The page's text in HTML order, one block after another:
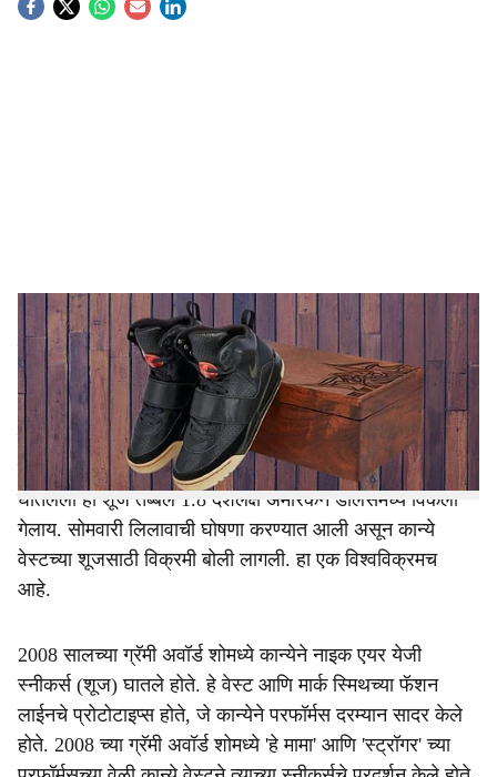
S
h
a
r
e
The shoes of American rapper Kanye West were sold for Rs 13 crore
हॉलिवूडमधील 'ड्रामा क्वीन' किम कार्दशियसोबतच्या संबंधामुळे चर्चेत
आलेला अमेरिकन रॅपर कान्ये वेस्ट याचे नाव पुन्हा एकदा चर्चेत आले
आहे. त्याच्या नावावर एक नवीन विश्वविक्रम नोंदवला गेला आहे.
ग्रॅमी अवॉर्ड्सच्या वेळी कान्ये याने घातलेल्या 'नायकी' या जगप्रसिद्ध
स्पोर्ट्स कंपनीचा शूजला विक्रमी किंमत मिळाली आहे. त्याने
घातलेला हा शूज तब्बल 1.8 दशलक्ष अमेरिकन डॉलर्समध्ये विकला
गेलाय. सोमवारी लिलावाची घोषणा करण्यात आली असून कान्ये
वेस्टच्या शूजसाठी विक्रमी बोली लागली. हा एक विश्वविक्रमच
आहे.
2008 सालच्या ग्रॅमी अवॉर्ड शोमध्ये कान्येने नाइक एयर येजी
स्नीकर्स (शूज) घातले होते. हे वेस्ट आणि मार्क स्मिथच्या फॅशन
लाईनचे प्रोटोटाइप्स होते, जे कान्येने परफॉर्मस दरम्यान सादर केले
होते. 2008 च्या ग्रॅमी अवॉर्ड शोमध्ये 'हे ​​मामा' आणि 'स्ट्रॉगर' च्या